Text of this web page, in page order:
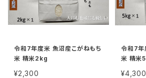
令和7年度米 魚沼産こがねもち
米 精米2kg
¥2,300
令和7年
米 精米
¥4,300